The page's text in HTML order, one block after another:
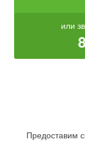
или
Предоставим